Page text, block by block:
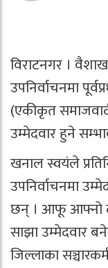
विराटनगर ।
उपनिर्वाचनमा
(एकीकृत
उम्मेदवार हुने
खनाल स्वयंले
उपनिर्वाचनमा
छन् । आफू आफ्नो
साझा उम्मेदवार
जिल्लाका